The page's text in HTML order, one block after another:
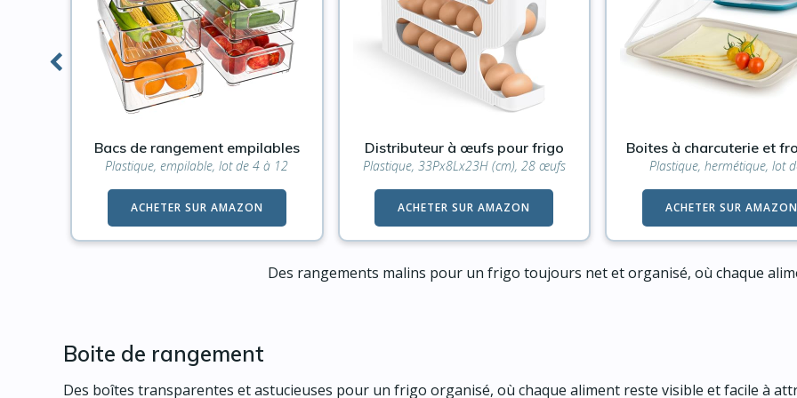
Bacs de rangement empilables
Plastique, empilable, lot de 4 à 12
ACHETER SUR AMAZON
Distributeur à œufs pour frigo
Plastique, 33Px8Lx23H (cm), 28 œufs
ACHETER SUR AMAZON
Boites à charcuterie et
Plastique, hermétique, lot
ACHETER SUR AMAZON
Des rangements malins pour un frigo toujours net et organisé, où chaque
Boite de rangement
Des boîtes transparentes et astucieuses pour un frigo organisé, où chaque aliment reste visible et facile à